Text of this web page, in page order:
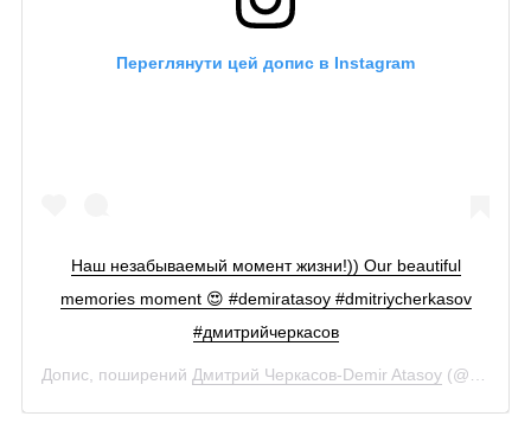
Переглянути цей допис в Instagram
Наш незабываемый момент жизни!)) Our beautiful
memories moment 😍 #demiratasoy #dmitriycherkasov
#дмитрийчеркасов
Допис, поширений Дмитрий Черкасов-Demir Atasoy(@dmitriy_cherkasov_)